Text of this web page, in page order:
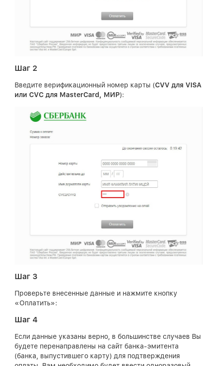
Шаг 2
Введите верификационный номер карты (CVV для VISA
или CVC для MasterCard, МИР):
Шаг 3
Проверьте внесенные данные и нажмите кнопку
«Оплатить»:
Шаг 4
Если данные указаны верно, в большинстве случаев Вы
будете перенаправлены на сайт банка-эмитента
(банка, выпустившего карту) для подтверждения